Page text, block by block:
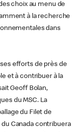
choix au menu de
à la recherche
dans
efforts de près de
et à contribuer à la
Geoff Bolan,
du MSC. La
du Filet de
Canada contribuera